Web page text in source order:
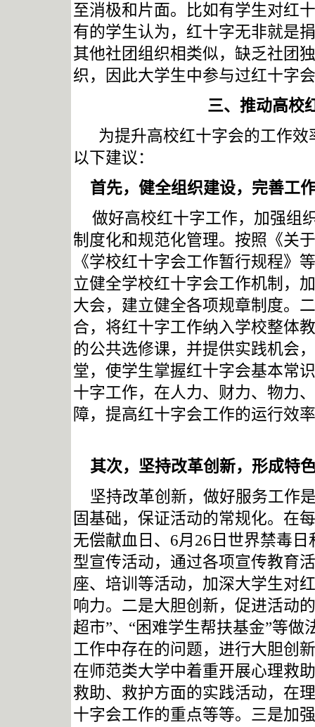
至消极和片面。比如有学生对红
有的学生认为，红十字无非就是
其他社团组织相类似，缺乏社团
织，因此大学生中参与过红十字
三、推动高校
为提升高校红十字会的工作
以下建议：
首先，健全组织建设，完善工
做好高校红十字工作，加强组
制度化和规范化管理。按照《关
《学校红十字会工作暂行规程》
立健全学校红十字会工作机制，
大会，建立健全各项规章制度。
合，将红十字工作纳入学校整体
的公共选修课，并提供实践机会
堂，使学生掌握红十字会基本常
十字工作，在人力、财力、物力
障，提高红十字会工作的运行效
其次，坚持改革创新，形成特
坚持改革创新，做好服务工作
固基础，保证活动的常规化。在
无偿献血日、 6月 26 日 世界禁毒日
型宣传活动，通过各项宣传教育
座、培训等活动，加深大学生对
响力。二是大胆创新，促进活动
超市”、“困难学生帮扶基金”等
工作中存在的问题，进行大胆创
在师范类大学中着重开展心理救
救助、救护方面的实践活动，在
十字会工作的重点等等。三是加